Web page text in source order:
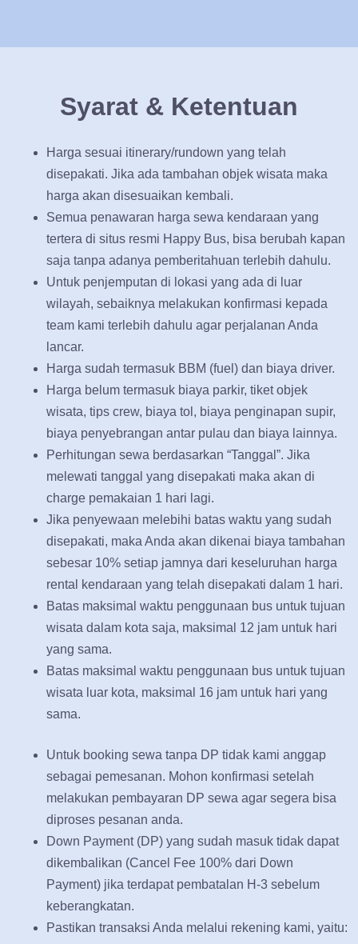
Syarat & Ketentuan
Harga sesuai itinerary/rundown yang telah
disepakati. Jika ada tambahan objek wisata maka
harga akan disesuaikan kembali.
Semua penawaran harga sewa kendaraan yang
tertera di situs resmi Happy Bus, bisa berubah kapan
saja tanpa adanya pemberitahuan terlebih dahulu.
Untuk penjemputan di lokasi yang ada di luar
wilayah, sebaiknya melakukan konfirmasi kepada
team kami terlebih dahulu agar perjalanan Anda
lancar.
Harga sudah termasuk BBM (fuel) dan biaya driver.
Harga belum termasuk biaya parkir, tiket objek
wisata, tips crew, biaya tol, biaya penginapan supir,
biaya penyebrangan antar pulau dan biaya lainnya.
Perhitungan sewa berdasarkan “Tanggal”. Jika
melewati tanggal yang disepakati maka akan di
charge pemakaian 1 hari lagi.
Jika penyewaan melebihi batas waktu yang sudah
disepakati, maka Anda akan dikenai biaya tambahan
sebesar 10% setiap jamnya dari keseluruhan harga
rental kendaraan yang telah disepakati dalam 1 hari.
Batas maksimal waktu penggunaan bus untuk tujuan
wisata dalam kota saja, maksimal 12 jam untuk hari
yang sama.
Batas maksimal waktu penggunaan bus untuk tujuan
wisata luar kota, maksimal 16 jam untuk hari yang
sama.
Untuk booking sewa tanpa DP tidak kami anggap
sebagai pemesanan. Mohon konfirmasi setelah
melakukan pembayaran DP sewa agar segera bisa
diproses pesanan anda.
Down Payment (DP) yang sudah masuk tidak dapat
dikembalikan (Cancel Fee 100% dari Down
Payment) jika terdapat pembatalan H-3 sebelum
keberangkatan.
Pastikan transaksi Anda melalui rekening kami, yaitu: